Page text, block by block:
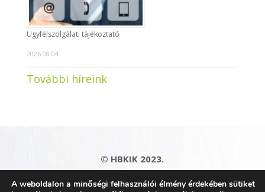
Ügyfélszolgálati tájékoztató
2026.08.04.
További híreink
© HBKIK 2023.
Adatkezelési tájékoztató|Impresszum|
Kapcsolat|Honlaptérkép
A weboldalon a minőségi felhasználói élmény érdekében sütiket